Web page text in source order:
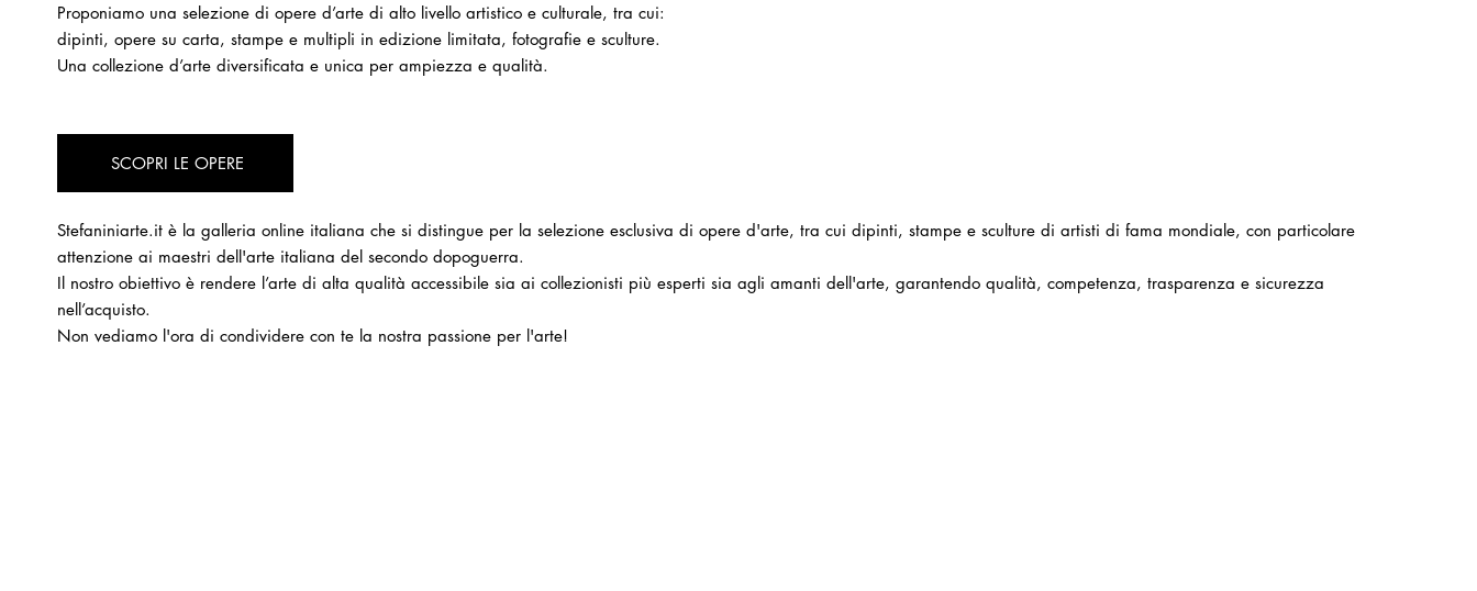
Proponiamo una selezione di opere d’arte di alto livello artistico e culturale, tra cui:
dipinti, opere su carta, stampe e multipli in edizione limitata, fotografie e sculture.
Una collezione d’arte diversificata e unica per ampiezza e qualità.
SCOPRI LE OPERE
Stefaniniarte.it è la galleria online italiana che si distingue per la selezione esclusiva di opere d'arte, tra cui dipinti, stampe e sculture di artisti di fama mondiale, con particolare
attenzione ai maestri dell'arte italiana del secondo dopoguerra.
Il nostro obiettivo è rendere l’arte di alta qualità accessibile sia ai collezionisti più esperti sia agli amanti dell'arte, garantendo qualità, competenza, trasparenza e sicurezza
nell’acquisto.
Non vediamo l'ora di condividere con te la nostra passione per l'arte!